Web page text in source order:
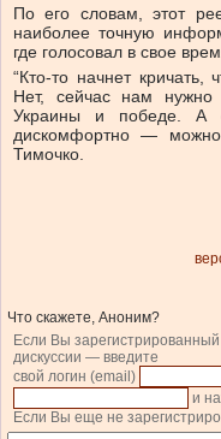
По его словам, этот
наиболее точную
где голосовал в свое
“Кто-то начнет
Нет, сейчас нам
Украины и победе. А
дискомфортно — можно
Тимочко.
Что скажете, Аноним?
Если Вы зарегистрированный
дискуссии — введите
свой логин (email)
и
Если Вы еще не